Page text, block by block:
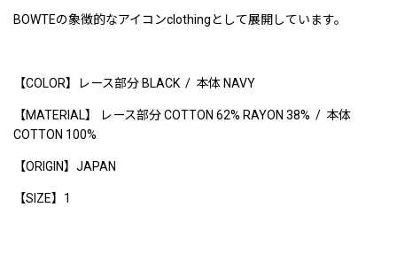
BOWTEの象徴的なアイコンclothingとして展開しています。
【COLOR】レース部分 BLACK / 本体 NAVY
【MATERIAL】 レース部分 COTTON 62% RAYON 38% / 本体
COTTON 100%
【ORIGIN】JAPAN
【SIZE】1